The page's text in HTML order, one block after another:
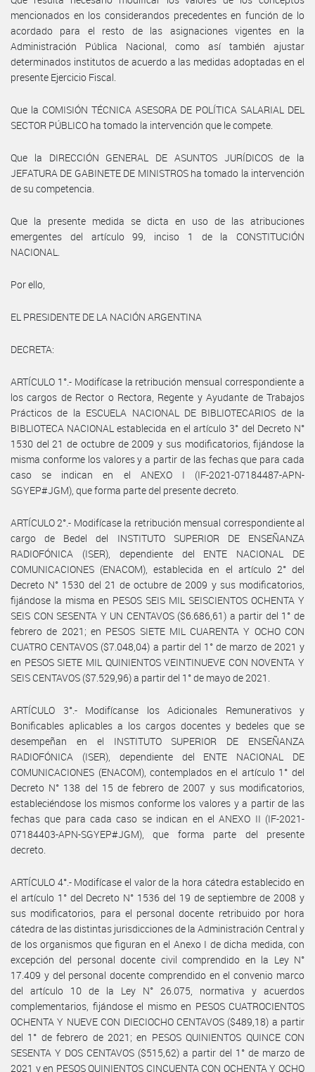
mencionados en los considerandos precedentes en función de lo
acordado para el resto de las asignaciones vigentes en la
Administración Pública Nacional, como así también ajustar
determinados institutos de acuerdo a las medidas adoptadas en el
presente Ejercicio Fiscal.
Que la COMISIÓN TÉCNICA ASESORA DE POLÍTICA SALARIAL DEL
SECTOR PÚBLICO ha tomado la intervención que le compete.
Que la DIRECCIÓN GENERAL DE ASUNTOS JURÍDICOS de la
JEFATURA DE GABINETE DE MINISTROS ha tomado la intervención
de su competencia.
Que la presente medida se dicta en uso de las atribuciones
emergentes del artículo 99, inciso 1 de la CONSTITUCIÓN
NACIONAL.
Por ello,
EL PRESIDENTE DE LA NACIÓN ARGENTINA
DECRETA:
ARTÍCULO 1°.- Modifícase la retribución mensual correspondiente a
los cargos de Rector o Rectora, Regente y Ayudante de Trabajos
Prácticos de la ESCUELA NACIONAL DE BIBLIOTECARIOS de la
BIBLIOTECA NACIONAL establecida en el artículo 3° del Decreto N°
1530 del 21 de octubre de 2009 y sus modificatorios, fijándose la
misma conforme los valores y a partir de las fechas que para cada
caso se indican en el ANEXO I (IF-2021-07184487-APN-
SGYEP#JGM), que forma parte del presente decreto.
ARTÍCULO 2°.- Modifícase la retribución mensual correspondiente al
cargo de Bedel del INSTITUTO SUPERIOR DE ENSEÑANZA
RADIOFÓNICA (ISER), dependiente del ENTE NACIONAL DE
COMUNICACIONES (ENACOM), establecida en el artículo 2° del
Decreto N° 1530 del 21 de octubre de 2009 y sus modificatorios,
fijándose la misma en PESOS SEIS MIL SEISCIENTOS OCHENTA Y
SEIS CON SESENTA Y UN CENTAVOS ($6.686,61) a partir del 1° de
febrero de 2021; en PESOS SIETE MIL CUARENTA Y OCHO CON
CUATRO CENTAVOS ($7.048,04) a partir del 1° de marzo de 2021 y
en PESOS SIETE MIL QUINIENTOS VEINTINUEVE CON NOVENTA Y
SEIS CENTAVOS ($7.529,96) a partir del 1° de mayo de 2021.
ARTÍCULO 3°.- Modifícanse los Adicionales Remunerativos y
Bonificables aplicables a los cargos docentes y bedeles que se
desempeñan en el INSTITUTO SUPERIOR DE ENSEÑANZA
RADIOFÓNICA (ISER), dependiente del ENTE NACIONAL DE
COMUNICACIONES (ENACOM), contemplados en el artículo 1° del
Decreto N° 138 del 15 de febrero de 2007 y sus modificatorios,
estableciéndose los mismos conforme los valores y a partir de las
fechas que para cada caso se indican en el ANEXO II (IF-2021-
07184403-APN-SGYEP#JGM), que forma parte del presente
decreto.
ARTÍCULO 4°.- Modifícase el valor de la hora cátedra establecido en
el artículo 1° del Decreto N° 1536 del 19 de septiembre de 2008 y
sus modificatorios, para el personal docente retribuido por hora
cátedra de las distintas jurisdicciones de la Administración Central y
de los organismos que figuran en el Anexo I de dicha medida, con
excepción del personal docente civil comprendido en la Ley N°
17.409 y del personal docente comprendido en el convenio marco
del artículo 10 de la Ley N° 26.075, normativa y acuerdos
complementarios, fijándose el mismo en PESOS CUATROCIENTOS
OCHENTA Y NUEVE CON DIECIOCHO CENTAVOS ($489,18) a partir
del 1° de febrero de 2021; en PESOS QUINIENTOS QUINCE CON
SESENTA Y DOS CENTAVOS ($515,62) a partir del 1° de marzo de
2021 y en PESOS QUINIENTOS CINCUENTA CON OCHENTA Y OCHO